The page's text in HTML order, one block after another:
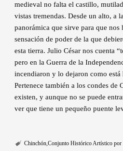
medieval no falta el castillo,
vistas tremendas. Desde un alto, a
panorámica que sirve para que nos
sensación de poder de la que
esta tierra. Julio César nos cuenta
pero en la Guerra de la
incendiaron y lo dejaron como está
Pertenece también a los condes de
existen, y aunque no se puede
ver que tiene un pequeño puente
Chinchón Conjunto Histórico Artístico por